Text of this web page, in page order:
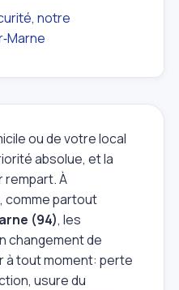
notre
ou de votre local
absolue, et la
rempart. À
, comme partout
(94), les
changement de
à tout moment: perte
usure du